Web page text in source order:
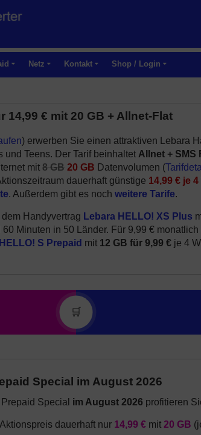
Netz Kontakt Shop / Login
14,99 € mit 20 GB + Allnet-Flat
) erwerben Sie einen attraktiven Lebara
Teens. Der Tarif beinhaltet Allnet + SMS
mit 8 GB 20 GB Datenvolumen (
dauerhaft günstige 14,99 € je
. Außerdem gibt es noch weitere Tarife.
Handyvertrag Lebara HELLO! XS Plus
Minuten in 50 Länder. Für 9,99 € monatlich
HELLO! S Prepaid mit 12 GB für 9,99 € je 4
🛒
Special im August 2026
Special im August 2026 profitieren
dauerhaft nur 14,99 € mit 20 GB